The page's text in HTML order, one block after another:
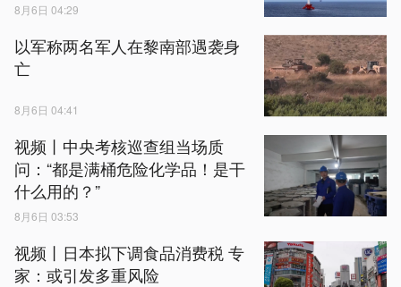
8月6日 04:29
以军称两名军人在黎南部遇袭身
亡
8月6日 04:41
视频丨中央考核巡查组当场质
问：“都是满桶危险化学品！是干
什么用的？”
8月6日 03:53
视频丨日本拟下调食品消费税 专
家：或引发多重风险